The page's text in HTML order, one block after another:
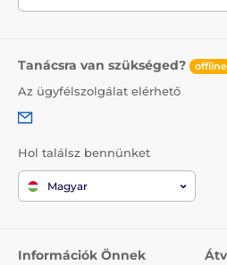
Tanácsra van szükséged? offline
Az ügyfélszolgálat elérhető
Hol találsz bennünket
Magyar
Információk Önnek